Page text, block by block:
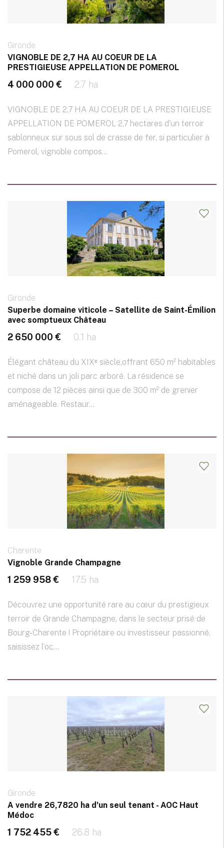
Gironde
VIGNOBLE DE 2,7 HA AU COEUR DE LA
PRESTIGIEUSE APPELLATION DE POMEROL
4 000 000 € 2.7 ha
VIGNOBLE DE 2,7 HA AU COEUR DE LA PRESTIGIEUSE
APPELLATION DE POMEROL 2,7 hectares d'un terroir
sablonneux sur sous sol de crasse de fer, si particulier à
Pomerol, vignoble compos...
Gironde
Superbe domaine viticole – Satellite de Saint-Émilion
avec somptueux Château
2 650 000 € 0.1 ha
Élégant château du XIXᵉ siècle,offrant 650 m² habitables
et niché dans un joli parc arboré. La résidence se
compose de 12 pièces ainsi que de 300 m² de grenier
aménageable. Restaur...
Charente
Vignoble Grande Champagne
1 259 958 € 17.5 ha
Découvrez une opportunité rare au cœur du prestigieux
terroir de Grande Champagne, dans le secteur prisé de
Bourg-Charente ! Propriétaire ou investisseur passionné,
saisissez l'oc...
Gironde
A vendre 26,7820 ha d'un seul tenant - AOC Haut
Médoc
1 752 455 € 26.8 ha